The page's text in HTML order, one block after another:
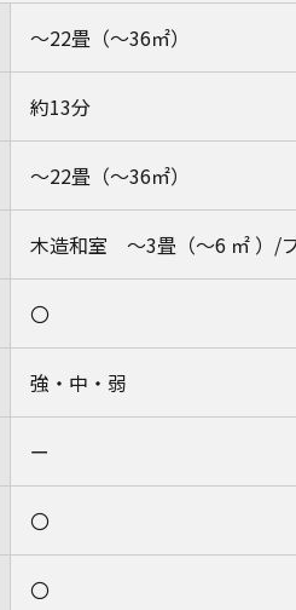
～22畳（～36㎡）
約13分
～22畳（～36㎡）
木造和室 ～3畳（～6 ㎡ ）/
〇
強・中・弱
ー
〇
〇